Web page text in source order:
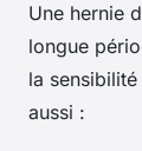
Une hernie
longue
la
aussi :